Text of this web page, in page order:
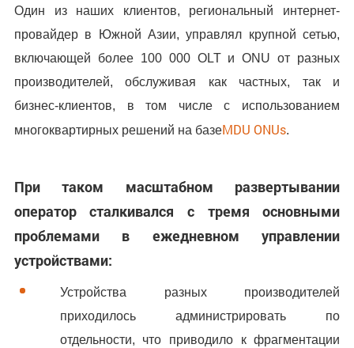
Один из наших клиентов, региональный интернет-
провайдер в Южной Азии, управлял крупной сетью,
включающей более 100 000 OLT и ONU от разных
производителей, обслуживая как частных, так и
бизнес-клиентов, в том числе с использованием
многоквартирных решений на базеMDU ONUs.
При таком масштабном развертывании
оператор сталкивался с тремя основными
проблемами в ежедневном управлении
устройствами:
Устройства разных производителей
приходилось администрировать по
отдельности, что приводило к фрагментации